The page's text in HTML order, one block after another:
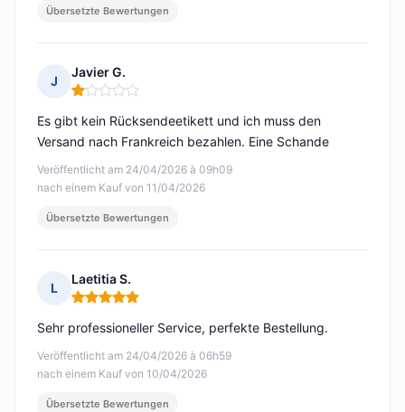
Übersetzte Bewertungen
J
Javier G.
Hinweis: 1 von 5
Veröffentlicht am 24/04/2026 à 09h09
nach einem Kauf von 11/04/2026
Es gibt kein Rücksendeetikett und ich muss den
Versand nach Frankreich bezahlen. Eine Schande
Übersetzte Bewertungen
L
Laetitia S.
Hinweis: 5 von 5
Veröffentlicht am 24/04/2026 à 06h59
nach einem Kauf von 10/04/2026
Sehr professioneller Service, perfekte Bestellung.
Übersetzte Bewertungen